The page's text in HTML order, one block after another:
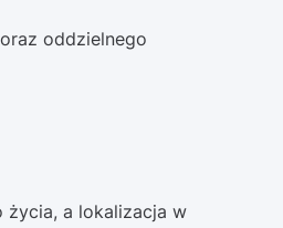
oddzielnego
życia, a lokalizacja w